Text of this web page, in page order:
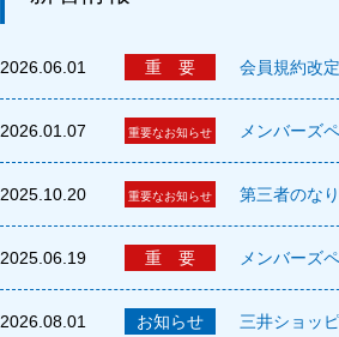
2026.06.01 重 要 会員規約改
2026.01.07 重要なお知らせ メンバーズ
2025.10.20 重要なお知らせ 第三者のな
2025.06.19 重 要 メンバーズ
2026.08.01 お知らせ
三井ショッ